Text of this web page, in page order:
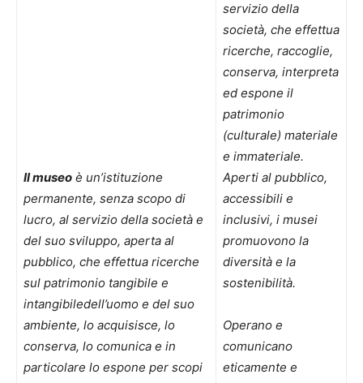
Il museo è un’istituzione
permanente, senza scopo di
lucro, al servizio della società e
del suo sviluppo, aperta al
pubblico, che effettua ricerche
sul patrimonio tangibile e
intangibiledell’uomo e del suo
ambiente, lo acquisisce, lo
conserva, lo comunica e in
particolare lo espone per scopi
servizio della
società, che effettua
ricerche, raccoglie,
conserva, interpreta
ed espone il
patrimonio
(culturale) materiale
e immateriale.
Aperti al pubblico,
accessibili e
inclusivi, i musei
promuovono la
diversità e la
sostenibilità.
Operano e
comunicano
eticamente e